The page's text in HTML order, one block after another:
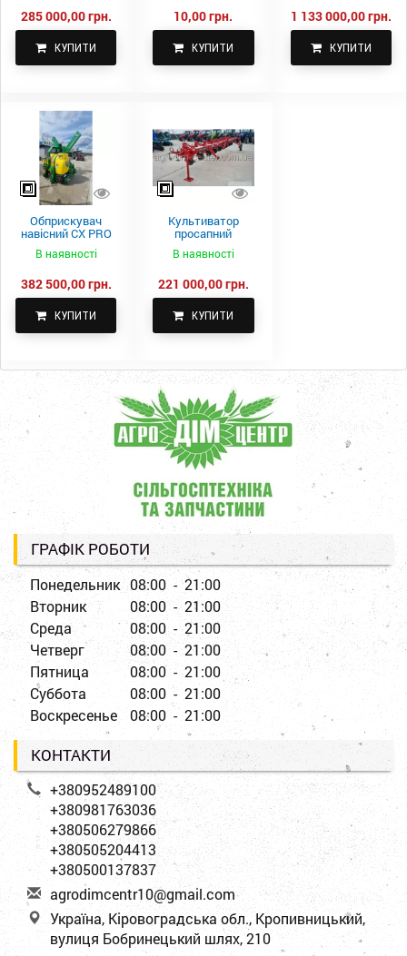
285 000,00 грн.
КУПИТИ
10,00 грн.
КУПИТИ
1 133 000,00 грн.
КУПИТИ
Обприскувач
навісний CX PRO
В наявності
382 500,00 грн.
КУПИТИ
Культиватор
просапний
КПН-5,6-05
В наявності
221 000,00 грн.
КУПИТИ
ГРАФІК РОБОТИ
Понедельник 08:00 - 21:00
Вторник
08:00 - 21:00
Среда
08:00 - 21:00
Четверг
08:00 - 21:00
Пятница
08:00 - 21:00
Суббота
08:00 - 21:00
Воскресенье
08:00 - 21:00
КОНТАКТИ
+380952489100
+380981763036
+380506279866
+380505204413
+380500137837
agrodimcentr10@gmail.com
Україна, Кіровоградська обл., Кропивницький,
вулиця Бобринецький шлях, 210